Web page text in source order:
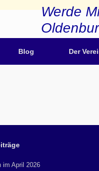
Werde
Blog Der
im April 2026